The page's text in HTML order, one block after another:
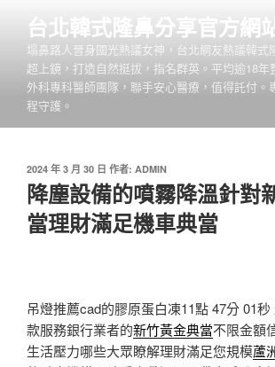
台北韓式隆鼻分享官方網
塌鼻路人晉身國光熱議女神，台北網友熱議韓式
超上鏡，打造自然挺拔，指名群英。平均逾18年
外科專科醫師團隊，聯手安心醫療，值得託付。
程守護。
發
佈
於
2024 年 3 月 30 日 作者: ADMIN
降塵設備的噴霧降溫針對
當理財滿足機車典當
吊燈推薦cad的膠原蛋白凍11點 47分 01秒
款服務銀行業者的新竹黃金典當不限金額
生活壓力哪些大眾瞭解理財滿足您規模蘆